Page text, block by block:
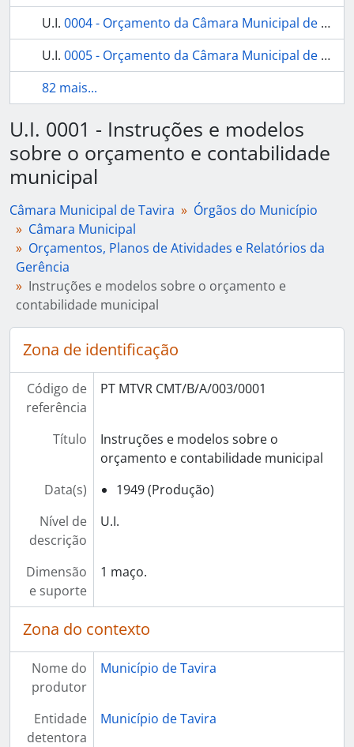
U.I. 0004 - Orçamento da Câmara Municipal de Tavira para o ano económico de 1848-1849
U.I. 0005 - Orçamento da Câmara Municipal de Tavira para o ano económico de 1849-1850
82 mais...
U.I. 0001 - Instruções e modelos
sobre o orçamento e contabilidade
municipal
Câmara Municipal de Tavira
Órgãos do Município
Câmara Municipal
Orçamentos, Planos de Atividades e Relatórios da
Gerência
Instruções e modelos sobre o orçamento e
contabilidade municipal
Zona de identificação
Código de
referência
PT MTVR CMT/B/A/003/0001
Título
Instruções e modelos sobre o
orçamento e contabilidade municipal
Data(s)
1949 (Produção)
Nível de
descrição
U.I.
Dimensão
e suporte
1 maço.
Zona do contexto
Nome do
produtor
Município de Tavira
Entidade
detentora
Município de Tavira